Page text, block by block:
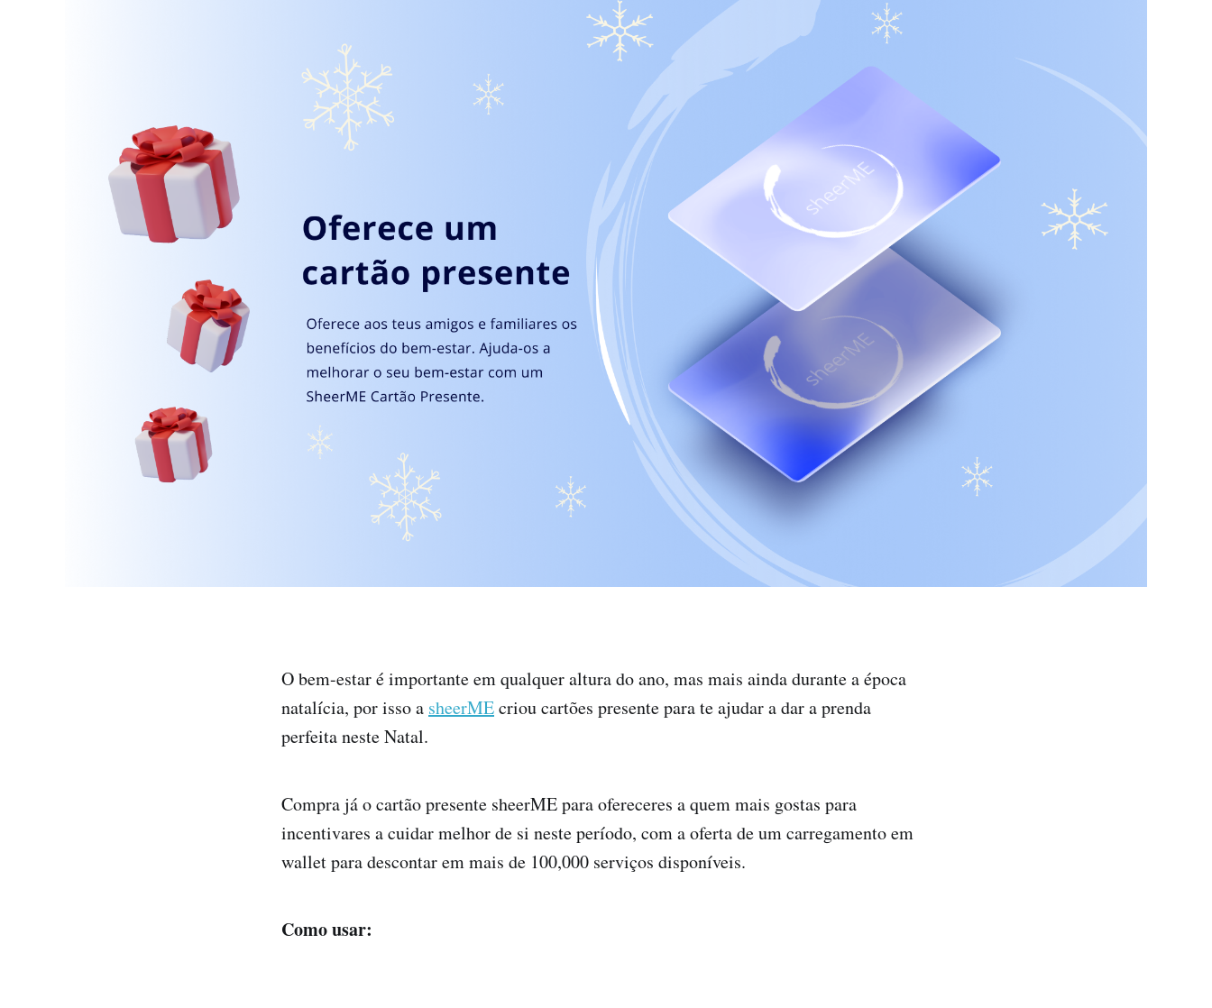
O bem-estar é importante em qualquer altura do ano, mas mais ainda durante a época
natalícia, por isso a sheerMEcriou cartões presente para te ajudar a dar a prenda
perfeita neste Natal.
Compra já o cartão presente sheerME para ofereceres a quem mais gostas para
incentivares a cuidar melhor de si neste período, com a oferta de um carregamento em
wallet para descontar em mais de 100,000 serviços disponíveis.
Como usar: